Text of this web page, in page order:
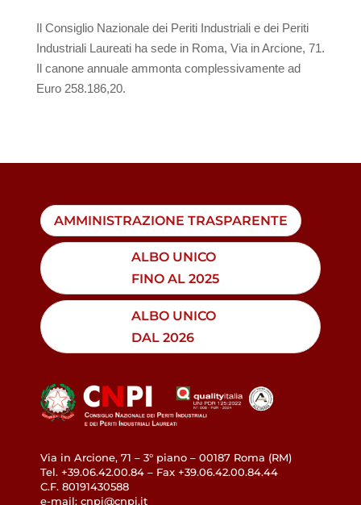
Il Consiglio Nazionale dei Periti Industriali e dei Periti
Industriali Laureati ha sede in Roma, Via in Arcione, 71.
Ilcanone annuale ammonta complessivamente ad
Euro 258.186,20.
AMMINISTRAZIONE TRASPARENTE
ALBO UNICO
FINO AL 2025
ALBO UNICO
DAL 2026
Via in Arcione, 71 – 3° piano – 00187 Roma (RM)
Tel. +39.06.42.00.84 – Fax +39.06.42.00.84.44
C.F. 80191430588
e-mail: cnpi@cnpi.it